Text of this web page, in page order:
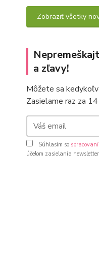
Zobraziť všetky
a zľavy!
Môžete sa
Zasielame raz za 14
Súhlasím so
účelom zasielania